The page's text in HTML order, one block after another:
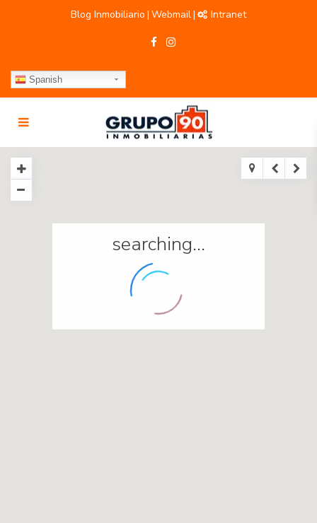
Blog Inmobiliario | Webmail| Intranet
Spanish
searching...